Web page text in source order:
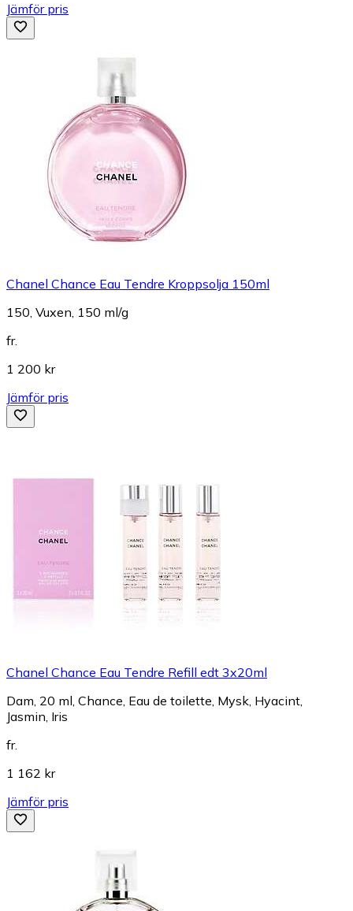
Jämför pris
Chanel Chance Eau Tendre Kroppsolja 150ml
150, Vuxen, 150 ml/g
fr.
1 200 kr
Jämför pris
Chanel Chance Eau Tendre Refill edt 3x20ml
Dam, 20 ml, Chance, Eau de toilette, Mysk, Hyacint,
Jasmin, Iris
fr.
1 162 kr
Jämför pris